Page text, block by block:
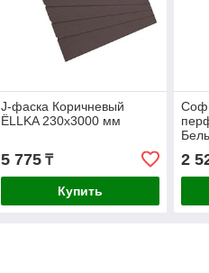
J-фаска Коричневый
ЁLLKA 230х3000 мм
5 775₸
Купить
2